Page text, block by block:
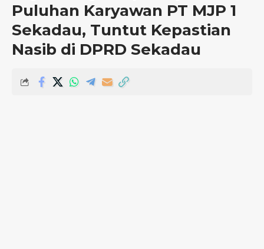
Puluhan Karyawan PT MJP 1
Sekadau, Tuntut Kepastian
Nasib di DPRD Sekadau